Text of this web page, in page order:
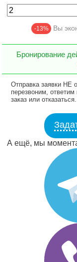
-13% Вы
Бронирование
Отправка заявки НЕ
перезвоним,
заказ или отказаться.
А ещё, мы